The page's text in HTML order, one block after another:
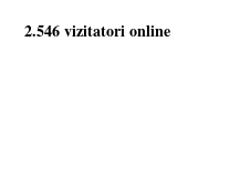
2.546 vizitatori online